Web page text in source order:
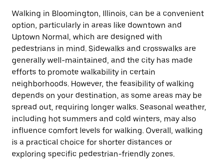
Walking in Bloomington, Illinois, can be a convenient
option, particularly in areas like downtown and
Uptown Normal, which are designed with
pedestrians in mind. Sidewalks and crosswalks are
generally well-maintained, and the city has made
efforts to promote walkability in certain
neighborhoods. However, the feasibility of walking
depends on your destination, as some areas may be
spread out, requiring longer walks. Seasonal weather,
including hot summers and cold winters, may also
influence comfort levels for walking. Overall, walking
is a practical choice for shorter distances or
exploring specific pedestrian-friendly zones.